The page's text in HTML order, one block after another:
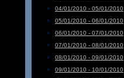
04/01/2010 - 05/01/2010
05/01/2010 - 06/01/2010
06/01/2010 - 07/01/2010
07/01/2010 - 08/01/2010
08/01/2010 - 09/01/2010
09/01/2010 - 10/01/2010